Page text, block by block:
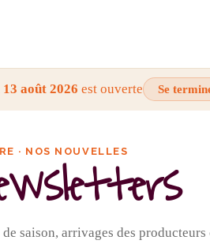
août 2026 est ouverte Se
· NOS NOUVELLES
saison, arrivages des